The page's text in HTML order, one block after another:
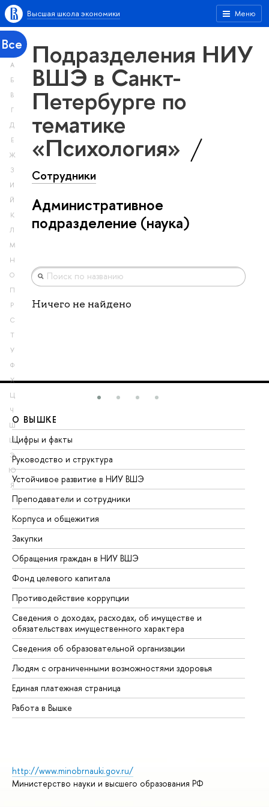
Меню
Высшая школа экономики
Все
А
Б
В
Г
Д
Е
Ж
З
И
Й
К
Л
М
Н
О
П
Р
С
Т
У
Ф
Х
Ц
Ч
Ш
Щ
Э
Ю
Я
Подразделения НИУ
ВШЭ в Санкт-
Петербурге по
тематике
«Психология»
Сотрудники
Административное
подразделение (наука)
Ничего не найдено
О ВЫШКЕ
Цифры и факты
Руководство и структура
Устойчивое развитие в НИУ ВШЭ
Преподаватели и сотрудники
Корпуса и общежития
Закупки
Обращения граждан в НИУ ВШЭ
Фонд целевого капитала
Противодействие коррупции
Сведения о доходах, расходах, об имуществе и
обязательствах имущественного характера
Сведения об образовательной организации
Людям с ограниченными возможностями здоровья
Единая платежная страница
Работа в Вышке
http://www.minobrnauki.gov.ru/
Министерство науки и высшего образования РФ